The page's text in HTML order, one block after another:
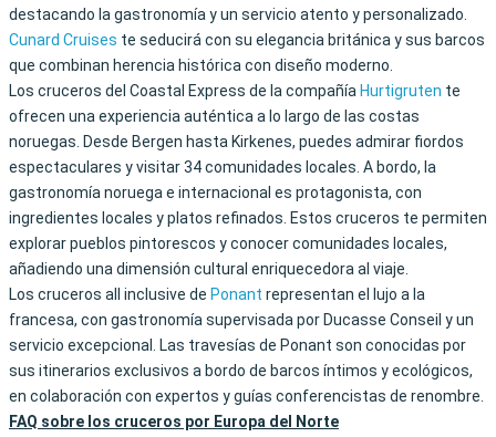
destacando la gastronomía y un servicio atento y personalizado.
Cunard Cruises te seducirá con su elegancia británica y sus barcos
que combinan herencia histórica con diseño moderno.
Los cruceros del Coastal Express de la compañía Hurtigruten te
ofrecen una experiencia auténtica a lo largo de las costas
noruegas. Desde Bergen hasta Kirkenes, puedes admirar fiordos
espectaculares y visitar 34 comunidades locales. A bordo, la
gastronomía noruega e internacional es protagonista, con
ingredientes locales y platos refinados. Estos cruceros te permiten
explorar pueblos pintorescos y conocer comunidades locales,
añadiendo una dimensión cultural enriquecedora al viaje.
Los cruceros all inclusive de Ponant representan el lujo a la
francesa, con gastronomía supervisada por Ducasse Conseil y un
servicio excepcional. Las travesías de Ponant son conocidas por
sus itinerarios exclusivos a bordo de barcos íntimos y ecológicos,
en colaboración con expertos y guías conferencistas de renombre.
FAQ sobre los cruceros por Europa del Norte